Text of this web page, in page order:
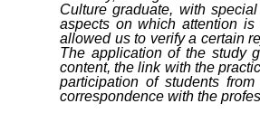
Culture graduate, with
aspects on which attention
allowed us to verify a certain
The application of the study
content, the link with the
participation of students
correspondence with the